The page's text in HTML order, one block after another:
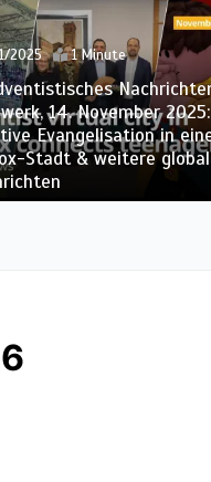
2025 1 Minute
Nachrichten
7.November 2025:
Taufen in Bolivien und
Weltnachrichten